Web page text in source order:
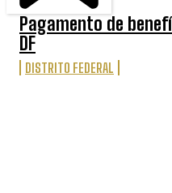
Pagamento de
DF
DISTRITO FEDERAL